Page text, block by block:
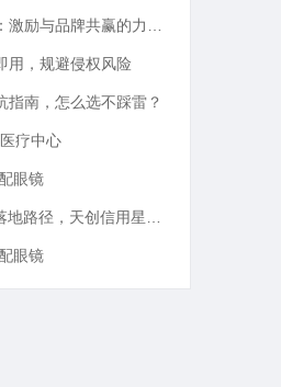
用，规避侵权风险
指南，怎么选不踩雷？
疗中心
眼镜
眼镜